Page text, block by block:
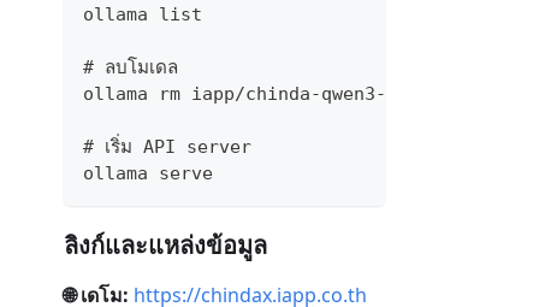
ollama list
# ลบโมเดล
ollama rm iapp/chinda-qwen3-4b
# เริ่ม API server
ollama serve
ลิงก์และแหล่งข้อมูล
🌐 เดโม: https://chindax.iapp.co.th